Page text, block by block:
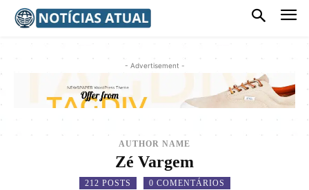
- Advertisement -
AUTHOR NAME
Zé Vargem
212 POSTS 0 COMENTÁRIOS